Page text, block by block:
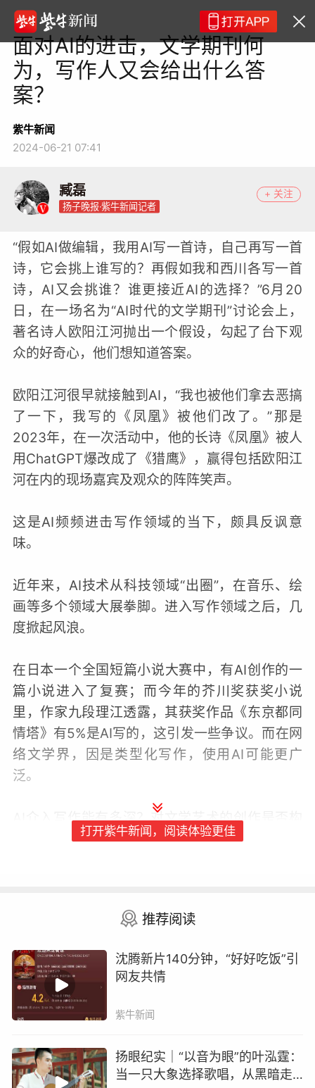
面对AI的进击，文学期刊何
为，写作人又会给出什么答
案？
紫牛新闻
2024-06-21 07:41
臧磊
扬子晚报·紫牛新闻记者
+ 关注
“假如AI做编辑，我用AI写一首诗，自己再写一首
诗，它会挑上谁写的？再假如我和西川各写一首
诗，AI又会挑谁？谁更接近AI的选择？”6月20
日，在一场名为“AI时代的文学期刊”讨论会上，
著名诗人欧阳江河抛出一个假设，勾起了台下观
众的好奇心，他们想知道答案。
欧阳江河很早就接触到AI，“我也被他们拿去恶搞
了一下，我写的《凤凰》被他们改了。”那是
2023年，在一次活动中，他的长诗《凤凰》被人
用ChatGPT爆改成了《猎鹰》，赢得包括欧阳江
河在内的现场嘉宾及观众的阵阵笑声。
这是AI频频进击写作领域的当下，颇具反讽意
味。
近年来，AI技术从科技领域“出圈”，在音乐、绘
画等多个领域大展拳脚。进入写作领域之后，几
度掀起风浪。
在日本一个全国短篇小说大赛中，有AI创作的一
篇小说进入了复赛；而今年的芥川奖获奖小说
里，作家九段理江透露，其获奖作品《东京都同
情塔》有5%是AI写的，这引发一些争议。而在网
络文学界，因是类型化写作，使用AI可能更广
泛。
AI介入写作能有多深？对文学艺术的创作是否构
成新的挑战？面对AI在写作领域的“进击”，作为
图书博览会中国作家馆内主办这场“AI时代的文学
打开紫牛新闻，阅读体验更佳
推荐阅读
沈腾新片140分钟，“好好吃饭”引
网友共情
紫牛新闻
扬眼纪实｜“以音为眼”的叶泓霆：
当一只大象选择歌唱，从黑暗走